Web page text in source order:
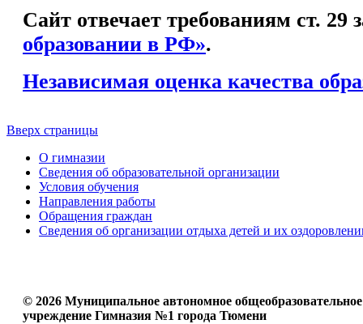
Сайт отвечает требованиям ст.
образовании в РФ».
Независимая оценка качества
Вверх страницы
О гимназии
Сведения об образовательной организации
Условия обучения
Направления работы
Обращения граждан
Сведения об организации отдыха детей и их
© 2026 Муниципальное автономное общеобразовательное
учреждение Гимназия №1 города Тюмени